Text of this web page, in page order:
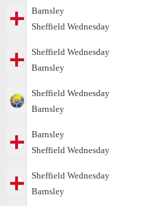
Barnsley
Sheffield Wednesday
Sheffield Wednesday
Barnsley
Sheffield Wednesday
Barnsley
Barnsley
Sheffield Wednesday
Sheffield Wednesday
Barnsley